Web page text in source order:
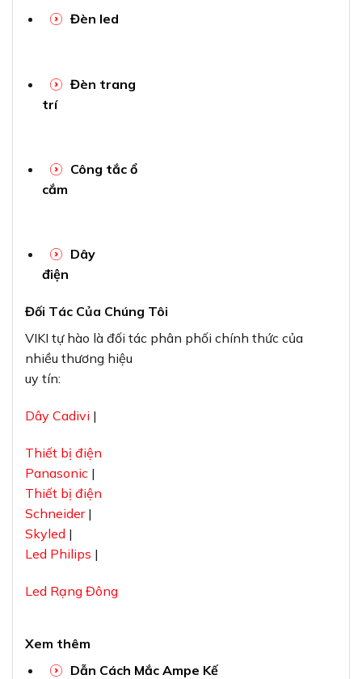
Đèn led
Đèn trang
trí
Công tắc ổ
cắm
Dây
điện
Đối Tác Của Chúng Tôi
VIKI tự hào là đối tác phân phối chính thức của
nhiều thương hiệu
uy tín:
Dây Cadivi |
Thiết bị điện
Panasonic |
Thiết bị điện
Schneider|
Skyled |
Led Philips |
Led Rạng Đông
Xem thêm
Dẫn Cách Mắc Ampe Kế